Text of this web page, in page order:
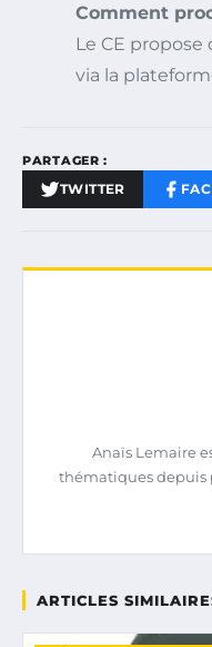
Comment
Le CE
via la
PARTAGER :
TWITTER
Anaïs Lemaire
thématiques depuis
ARTICLES